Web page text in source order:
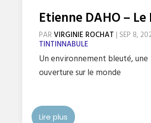
Etienne DAHO – Le
PARVIRGINIE ROCHAT | SEP 8,
TINTINNABULE
Un environnement bleuté, une
ouverture sur le monde
Lire plus